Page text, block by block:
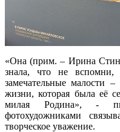
«Она (прим. – Ирина
знала, что не
замечательные малости
жизни, которая была её
милая Родина», -
фотохудожниками
творческое уважение.